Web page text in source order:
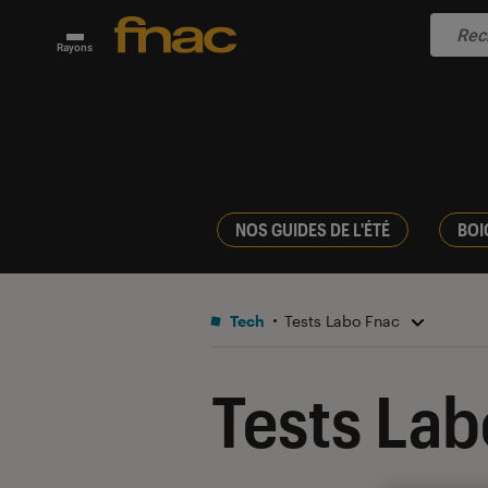
Rayons
NOS GUIDES DE L'ÉTÉ
Tech Tests Labo Fnac
Tests